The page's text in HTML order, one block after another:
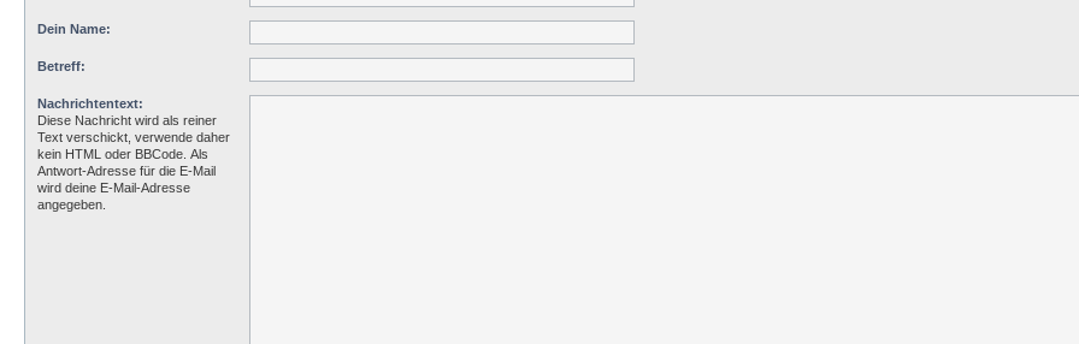
Dein Name:
Betreff:
Nachrichtentext:
Diese Nachricht wird als reiner
Text verschickt, verwende daher
kein HTML oder BBCode. Als
Antwort-Adresse für die E-Mail
wird deine E-Mail-Adresse
angegeben.